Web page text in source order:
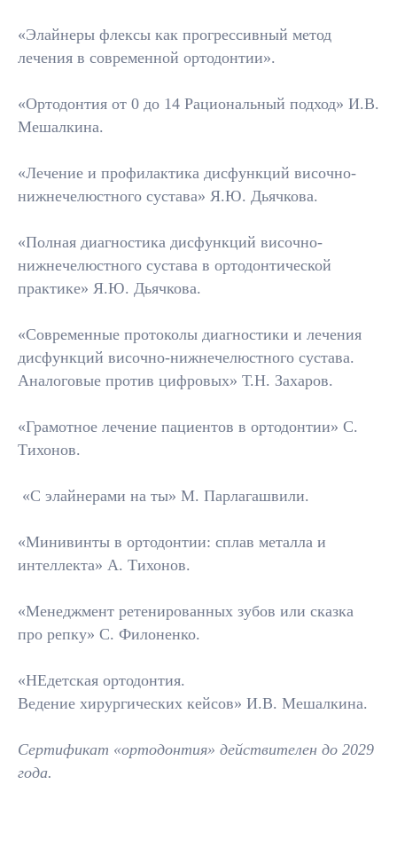
«Элайнеры флексы как прогрессивный метод
лечения в современной ортодонтии».
«Ортодонтия от 0 до 14 Рациональный подход» И.В.
Мешалкина.
«Лечение и профилактика дисфункций височно-
нижнечелюстного сустава» Я.Ю. Дьячкова.
«Полная диагностика дисфункций височно-
нижнечелюстного сустава в ортодонтической
практике» Я.Ю. Дьячкова.
«Современные протоколы диагностики и лечения
дисфункций височно-нижнечелюстного сустава.
Аналоговые против цифровых» Т.Н. Захаров.
«Грамотное лечение пациентов в ортодонтии» С.
Тихонов.
«С элайнерами на ты» М. Парлагашвили.
«Минивинты в ортодонтии: сплав металла и
интеллекта» А. Тихонов.
«Менеджмент ретенированных зубов или сказка
про репку» С. Филоненко.
«НЕдетская ортодонтия.
Ведение хирургических кейсов» И.В. Мешалкина.
Сертификат «ортодонтия» действителен до 2029
года.
Подробнее